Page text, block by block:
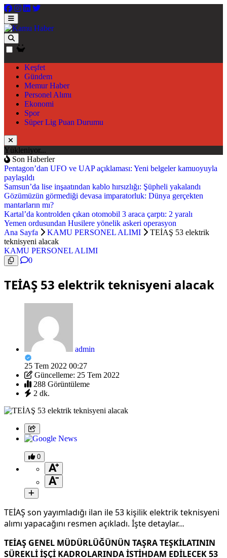
Keşfet
Gündem
Memur Haber
Personel Alımı
Ekonomi
Spor
Süper Lig Puan Durumu
Yükleniyor...
Son Haberler
Pentagon’dan UFO ve UAP açıklaması: Yeni belgeler kamuoyuyla
paylaşıldı
Samsun’da lise inşaatından kablo hırsızlığı: Şüpheli yakalandı
Gözümüzün görmediği devasa imparatorluk: Dünya gerçekten
mantarların mı?
Kartal’da kontrolden çıkan otomobil 3 araca çarptı: 2 yaralı
Yemen ordusundan Husilere yönelik askeri operasyon
Ana Sayfa
KAMU PERSONEL ALIMI
TEİAŞ 53 elektrik
teknisyeni alacak
KAMU PERSONEL ALIMI
0
TEİAŞ 53 elektrik teknisyeni alacak
admin
25 Tem 2022 00:27
Güncelleme: 25 Tem 2022
288 Görüntüleme
2 dk.
0
TEİAŞ son yayımladığı ilan ile 53 kişilik elektrik teknisyeni
alımı yapacağını resmen açıkladı. İşte detaylar…
TEİAŞ GENEL MÜDÜRLÜĞÜNÜN TAŞRA TEŞKİLATININ
SÜREKLİ İŞÇİ KADROLARINDA İSTİHDAM EDİLECEK 53